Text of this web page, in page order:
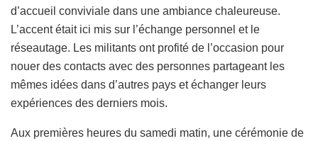
d’accueil conviviale dans une ambiance chaleureuse.
L’accent était ici mis sur l’échange personnel et le
réseautage. Les militants ont profité de l’occasion pour
nouer des contacts avec des personnes partageant les
mêmes idées dans d’autres pays et échanger leurs
expériences des derniers mois.
Aux premières heures du samedi matin, une cérémonie de